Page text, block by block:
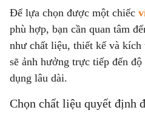
Để lựa chọn được một chiếc
phù hợp, bạn cần quan tâm
như chất liệu, thiết kế và
sẽ ảnh hưởng trực tiếp đến
dụng lâu dài.
Chọn chất liệu quyết định